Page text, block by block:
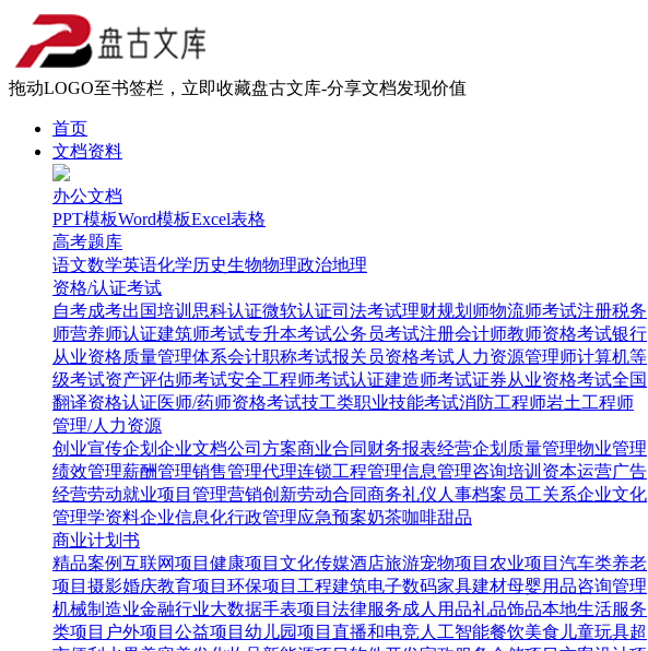
拖动LOGO至书签栏，立即收藏盘古文库-分享文档发现价值
首页
文档资料
办公文档
PPT模板Word模板Excel表格
高考题库
语文数学英语化学历史生物物理政治地理
资格/认证考试
自考成考出国培训 思科认证微软认证司法考试理财规划师物流师考试注册税务
师营养师认证建筑师考试专升本考试公务员考试注册会计师教师资格考试银行
从业资格质量管理体系会计职称考试报关员资格考试人力资源管理师计算机等
级考试资产评估师考试安全工程师考试认证建造师考试证券从业资格考试全国
翻译资格认证医师/药师资格考试技工类职业技能考试消防工程师岩土工程师
管理/人力资源
创业宣传企划 企业文档公司方案商业合同 财务报表经营企划 质量管理物业管理
绩效管理薪酬管理销售管理代理连锁工程管理信息管理咨询培训 资本运营广告
经营劳动就业项目管理营销创新劳动合同商务礼仪 人事档案 员工关系企业文化
管理学资料企业信息化行政管理应急预案奶茶咖啡甜品
商业计划书
精品案例互联网项目 健康项目 文化传媒酒店旅游宠物项目 农业项目 汽车类养老
项目 摄影婚庆教育项目 环保项目 工程建筑电子数码家具建材母婴用品咨询管理
机械制造业金融行业大数据手表项目 法律服务成人用品礼品饰品本地生活服务
类项目 户外项目 公益项目 幼儿园项目 直播和电竞人工智能餐饮美食 儿童玩具超